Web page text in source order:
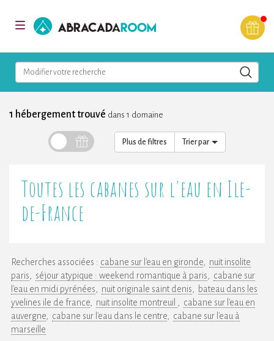
Toggle
AbracadaRoom
Modifier votre recherche
1 hébergement trouvé dans 1 domaine
Plus de filtres
Toutes les cabanes sur l'eau en Ile-
de-France
Recherches associées : cabane sur l'eau en gironde
nuit insolite
paris
séjour atypique : weekend romantique à paris
cabane sur
l'eau en midi pyrénées
nuit originale saint denis
bateau dans les
yvelines ile de france
nuit insolite montreuil
cabane sur l'eau en
auvergne
cabane sur l'eau dans le centre
cabane sur l'eau à
marseille